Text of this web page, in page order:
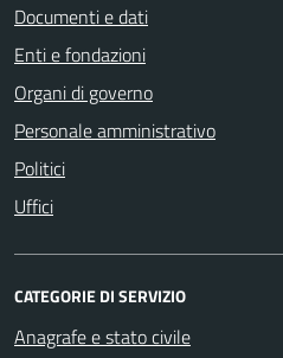
Documenti e dati
Enti e fondazioni
Organi di governo
Personale amministrativo
Politici
Uffici
CATEGORIE DI SERVIZIO
Anagrafe e stato civile